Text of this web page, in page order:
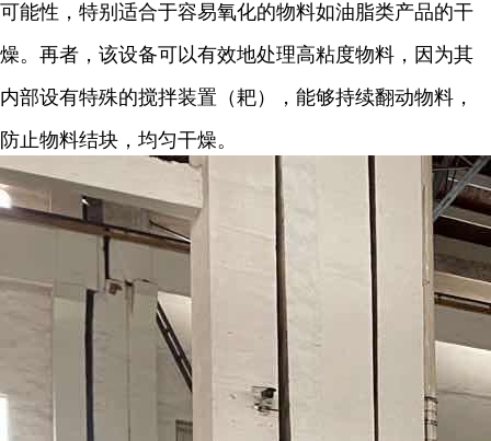
可能性，特别适合于容易氧化的物料如油脂类产品的干
燥。再者，该设备可以有效地处理高粘度物料，因为其
内部设有特殊的搅拌装置（耙），能够持续翻动物料，
防止物料结块，均匀干燥。